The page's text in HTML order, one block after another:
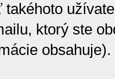
ktorý ste